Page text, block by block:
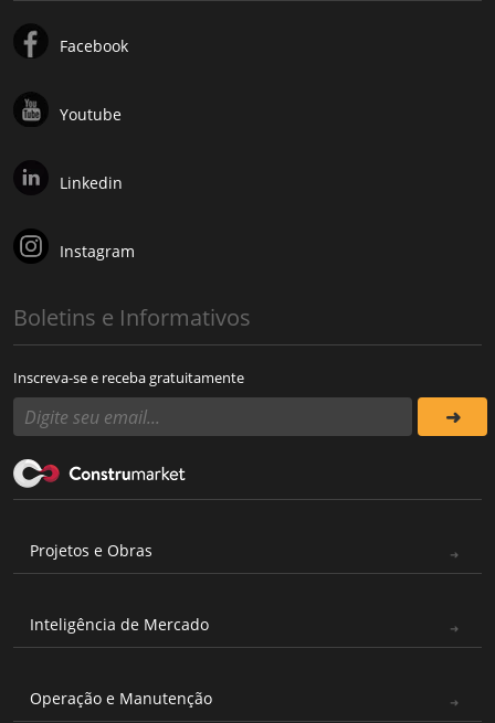
Facebook
Youtube
Linkedin
Instagram
Boletins e Informativos
Inscreva-se e receba gratuitamente
Projetos e Obras
Inteligência de Mercado
Operação e Manutenção